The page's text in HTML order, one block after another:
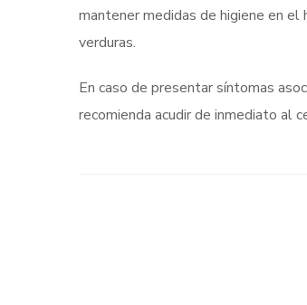
mantener medidas de higiene en
verduras.
En caso de presentar síntomas
recomienda acudir de inmediato al